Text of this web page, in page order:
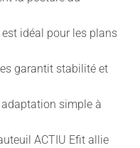
idéal pour les plans
garantit stabilité et
simple à
ACTIU Efit allie